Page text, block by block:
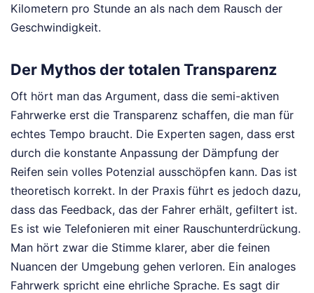
Kilometern pro Stunde an als nach dem Rausch der
Geschwindigkeit.
Der Mythos der totalen Transparenz
Oft hört man das Argument, dass die semi-aktiven
Fahrwerke erst die Transparenz schaffen, die man für
echtes Tempo braucht. Die Experten sagen, dass erst
durch die konstante Anpassung der Dämpfung der
Reifen sein volles Potenzial ausschöpfen kann. Das ist
theoretisch korrekt. In der Praxis führt es jedoch dazu,
dass das Feedback, das der Fahrer erhält, gefiltert ist.
Es ist wie Telefonieren mit einer Rauschunterdrückung.
Man hört zwar die Stimme klarer, aber die feinen
Nuancen der Umgebung gehen verloren. Ein analoges
Fahrwerk spricht eine ehrliche Sprache. Es sagt dir